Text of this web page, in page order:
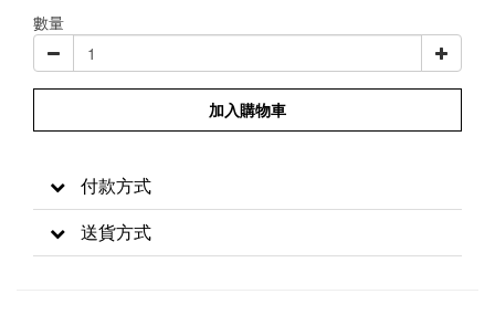
數量
加入購物車
付款方式
送貨方式